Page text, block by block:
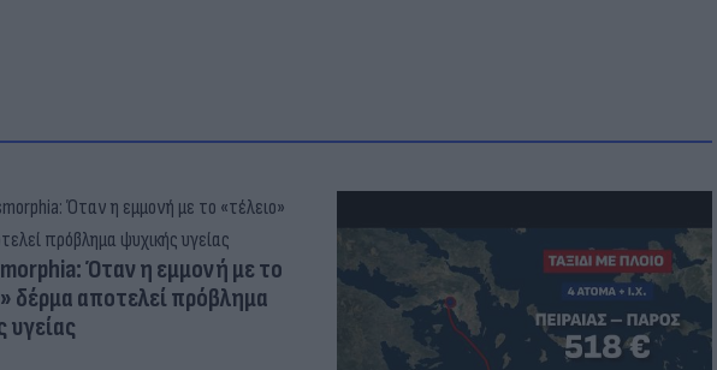
Όταν η εμμονή με το
δέρμα αποτελεί πρόβλημα
υγείας